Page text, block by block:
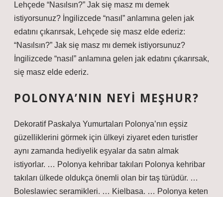
Lehçede “Nasılsın?” Jak się masz mı demek
istiyorsunuz? İngilizcede “nasıl” anlamına gelen jak
edatını çıkarırsak, Lehçede się masz elde ederiz:
“Nasılsın?” Jak się masz mı demek istiyorsunuz?
İngilizcede “nasıl” anlamına gelen jak edatını çıkarırsak,
się masz elde ederiz.
POLONYA’NIN NEYI MEŞHUR?
Dekoratif Paskalya Yumurtaları Polonya’nın eşsiz
güzelliklerini görmek için ülkeyi ziyaret eden turistler
aynı zamanda hediyelik eşyalar da satın almak
istiyorlar. … Polonya kehribar takıları Polonya kehribar
takıları ülkede oldukça önemli olan bir taş türüdür. …
Boleslawiec seramikleri. … Kielbasa. … Polonya keten